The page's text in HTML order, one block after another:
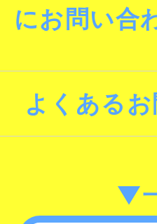
にお問い合
よくある
▼